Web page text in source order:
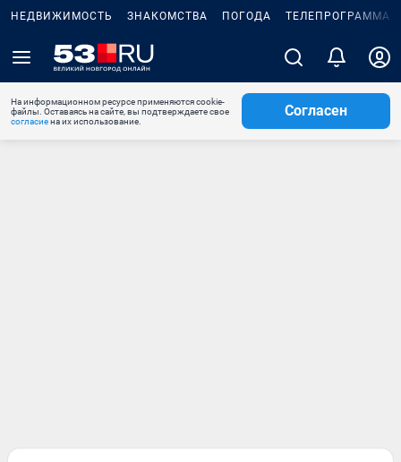
НЕДВИЖИМОСТЬ ЗНАКОМСТВА ПОГОДА ТЕЛЕПРОГРАММА
На информационном ресурсе применяются cookie-
файлы. Оставаясь на сайте, вы подтверждаете свое
согласиена их использование.
Согласен